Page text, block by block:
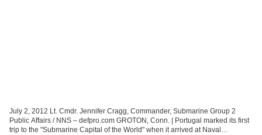
July 2, 2012 Lt. Cmdr. Jennifer Cragg, Commander, Submarine Group 2
Public Affairs / NNS – defpro.com GROTON, Conn. | Portugal marked its first
trip to the "Submarine Capital of the World" when it arrived at Naval